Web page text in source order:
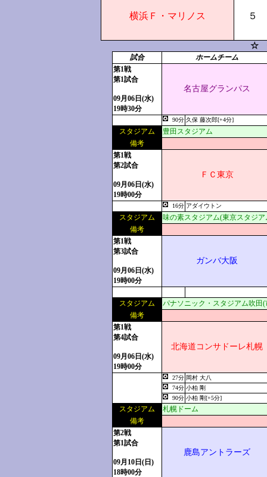
横浜Ｆ・マリノス ５
☆
試合
ホームチーム
第1戦
第1試合
09月06日(水)
19時30分
名古屋グランパス
90分 久保 藤次郎[+4分]
スタジアム
豊田スタジアム
備考
第1戦
第2試合
09月06日(水)
19時00分
ＦＣ東京
16分 アダイウトン
スタジアム
味の素スタジアム(東京スタジア
備考
第1戦
第3試合
09月06日(水)
19時00分
ガンバ大阪
スタジアム
パナソニック・スタジアム吹田
備考
第1戦
第4試合
09月06日(水)
19時00分
北海道コンサドーレ札幌
27分 岡村 大八
74分 小柏 剛
90分 小柏 剛[+5分]
スタジアム
札幌ドーム
備考
第2戦
第1試合
09月10日(日)
18時00分
鹿島アントラーズ